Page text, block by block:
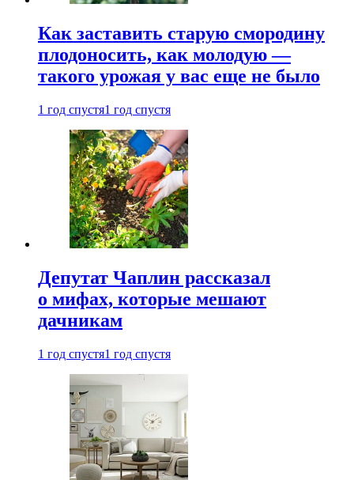
Как заставить старую смородину
плодоносить, как молодую —
такого урожая у вас еще не было
1 год спустя1 год спустя
Депутат Чаплин рассказал
о мифах, которые мешают
дачникам
1 год спустя1 год спустя